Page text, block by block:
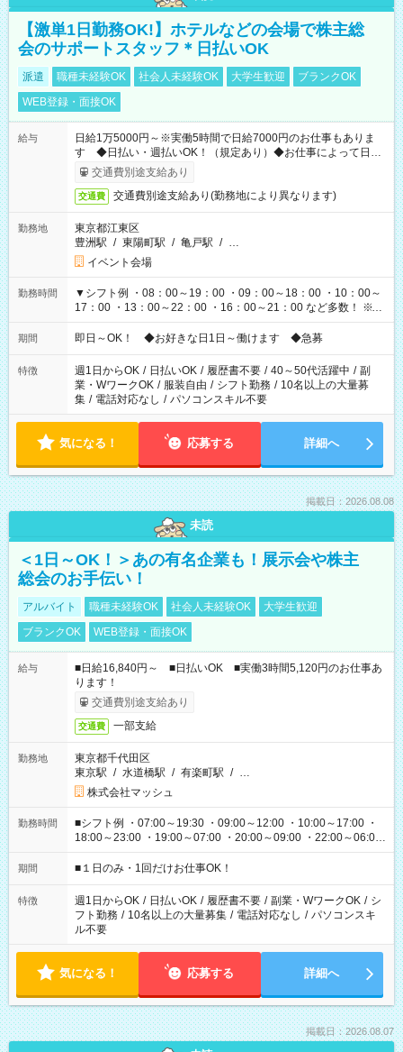
【激単1日勤務OK!】ホテルなどの会場で株主総
会のサポートスタッフ＊日払いOK
派遣 職種未経験OK 社会人未経験OK 大学生歓迎
ブランクOK
WEB登録・面接OK
給与
日給1万5000円～※実働5時間で日給7000円のお仕事もありま
す ◆日払い・週払いOK！（規定あり）◆お仕事によって日給
も異なります
交通費別途支給あり
交通費 交通費別途支給あり(勤務地により異なります)
勤務地
東京都江東区
豊洲駅 / 東陽町駅 / 亀戸駅 / …
イベント会場
勤務時間
▼シフト例 ・08：00～19：00 ・09：00～18：00 ・10：00～
17：00 ・13：00～22：00 ・16：00～21：00 など多数！ ※お
仕事により勤務時間が異なります
期間 即日～OK！ ◆お好きな日1日～働けます ◆急募
特徴 週1日からOK / 日払いOK / 履歴書不要 / 40～50代活躍中 / 副
業・WワークOK / 服装自由 / シフト勤務 / 10名以上の大量募
集 / 電話対応なし / パソコンスキル不要
気になる！ 応募する 詳細へ
掲載日：2026.08.08
未読
＜1日～OK！＞あの有名企業も！展示会や株主
総会のお手伝い！
アルバイト 職種未経験OK 社会人未経験OK
大学生歓迎
ブランクOK
WEB登録・面接OK
給与
■日給16,840円～ ■日払いOK ■実働3時間5,120円のお仕事あ
ります！
交通費別途支給あり
交通費 一部支給
勤務地
東京都千代田区
東京駅 / 水道橋駅 / 有楽町駅 / …
株式会社マッシュ
勤務時間
■シフト例 ・07:00～19:30 ・09:00～12:00 ・10:00～17:00 ・
18:00～23:00 ・19:00～07:00 ・20:00～09:00 ・22:00～06:00
etc ★最短で3時間で5,120円のお仕事から 15時間で2万円近く稼
げるお仕事も！ ご希望のお時間に合わせてご紹介！ ※シフトは
ください！
期間 ■１日のみ・1回だけお仕事OK！
特徴 週1日からOK / 日払いOK / 履歴書不要 / 副業・WワークOK / シ
フト勤務 / 10名以上の大量募集 / 電話対応なし / パソコンスキ
ル不要
気になる！ 応募する 詳細へ
掲載日：2026.08.07